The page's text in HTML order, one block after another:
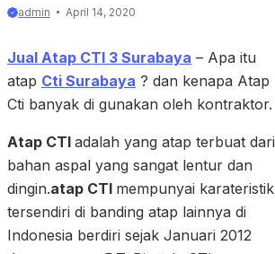
admin April 14, 2020
Jual Atap CTI 3 Surabaya – Apa itu
atap Cti Surabaya ? dan kenapa Atap
Cti banyak di gunakan oleh kontraktor.
Atap CTI adalah yang atap terbuat dari
bahan aspal yang sangat lentur dan
dingin.atap CTI mempunyai karateristik
tersendiri di banding atap lainnya di
Indonesia berdiri sejak Januari 2012